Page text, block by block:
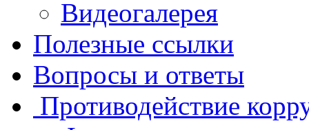
Видеогалерея
Полезные ссылки
Вопросы и ответы
Противодействие